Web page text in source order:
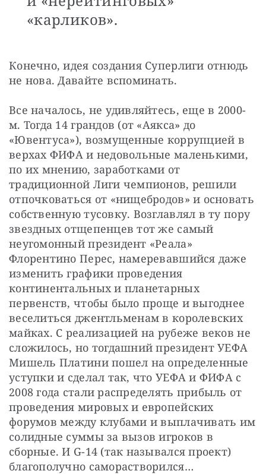
«карликов».
Конечно, идея создания Cуперлиги отнюдь
не нова. Давайте вспоминать.
Все началось, не удивляйтесь, еще в 2000-
м. Тогда 14 грандов (от «Аякса» до
«Ювентуса»), возмущенные коррупцией в
верхах ФИФА и недовольные маленькими,
по их мнению, заработками от
традиционной Лиги чемпионов, решили
отпочковаться от «нищебродов» и основать
собственную тусовку. Возглавлял в ту пору
звездных отщепенцев тот же самый
неугомонный президент «Реала»
Флорентино Перес, намеревавшийся даже
изменить графики проведения
континентальных и планетарных
первенств, чтобы было проще и выгоднее
веселиться джентльменам в королевских
майках. С реализацией на рубеже веков не
сложилось, но тогдашний президент УЕФА
Мишель Платини пошел на определенные
уступки и сделал так, что УЕФА и ФИФА с
2008 года стали распределять прибыль от
проведения мировых и европейских
форумов между клубами и выплачивать им
солидные суммы за вызов игроков в
сборные. И G-14 (так назывался проект)
благополучно саморастворился…